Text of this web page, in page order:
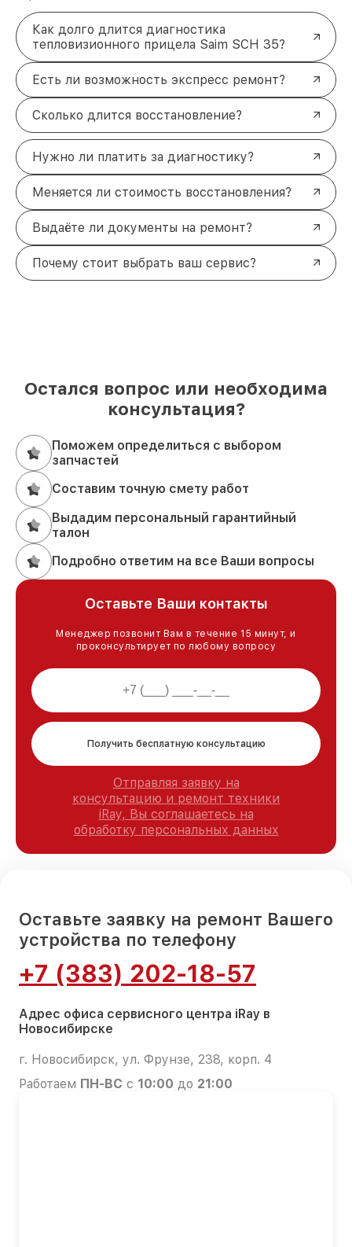
Как долго длится диагностика
тепловизионного прицела Saim SCH 35?
Есть ли возможность экспресс ремонт?
Сколько длится восстановление?
Нужно ли платить за диагностику?
Меняется ли стоимость восстановления?
Выдаёте ли документы на ремонт?
Почему стоит выбрать ваш сервис?
Остался вопрос или необходима
консультация?
Поможем определиться с выбором
запчастей
Составим точную смету работ
Выдадим персональный гарантийный
талон
Подробно ответим на все Ваши вопросы
Оставьте Ваши контакты
Менеджер позвонит Вам в течение 15 минут, и
проконсультирует по любому вопросу
Получить бесплатную консультацию
Отправляя заявку на
консультацию и ремонт техники
iRay, Вы соглашаетесь на
обработку персональных данных
Оставьте заявку на ремонт Вашего
устройства по телефону
+7 (383) 202-18-57
Адрес офиса сервисного центра iRay в
Новосибирске
г. Новосибирск, ул. Фрунзе, 238, корп. 4
Работаем ПН-ВС с 10:00 до 21:00